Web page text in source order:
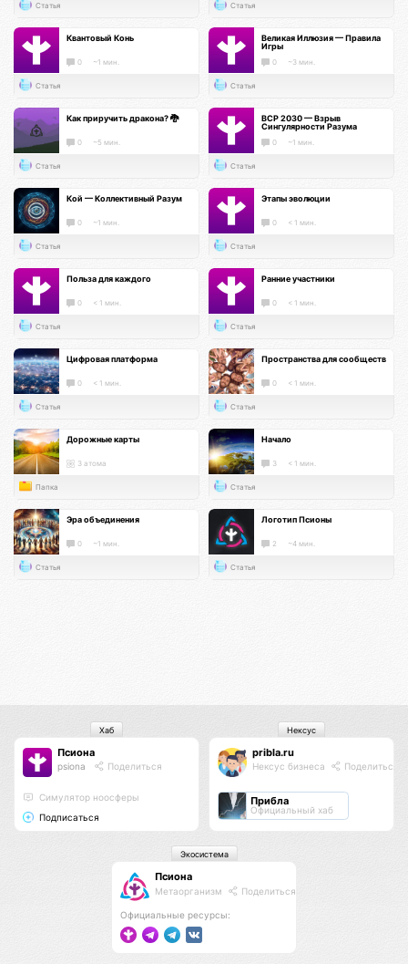
Статья Статья
Квантовый Конь
0 ~1 мин.
Статья
Великая Иллюзия — Правила
Игры
0 ~3 мин.
Статья
Как приручить дракона? 🐉
0 ~5 мин.
Статья
ВСР 2030 — Взрыв
Сингулярности Разума
0 ~1 мин.
Статья
Кой — Коллективный Разум
0 ~1 мин.
Статья
Этапы эволюции
0 < 1 мин.
Статья
Польза для каждого
0 < 1 мин.
Статья
Ранние участники
0 < 1 мин.
Статья
Цифровая платформа
0 < 1 мин.
Статья
Пространства для сообществ
0 < 1 мин.
Статья
Дорожные карты
3 атома
Папка
Начало
3 < 1 мин.
Статья
Эра объединения
0 ~1 мин.
Статья
Логотип Псионы
2 ~4 мин.
Статья
Псиона
psiona Поделиться
Cимулятор ноосферы
Подписаться
Хаб
pribla.ru
Нексус бизнеса Поделиться
Прибла
Официальный хаб
Нексус
Псиона
Метаорганизм Поделиться
Официальные ресурсы:
Экосистема